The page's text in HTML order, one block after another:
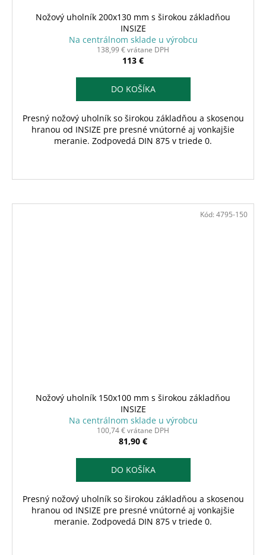
Nožový uholník 200x130 mm s širokou základňou
INSIZE
Na centrálnom sklade u výrobcu
138,99 € vrátane DPH
113 €
DO KOŠÍKA
Presný nožový uholník so širokou základňou a skosenou
hranou od INSIZE pre presné vnútorné aj vonkajšie
meranie. Zodpovedá DIN 875 v triede 0.
Nožový uholník 150x100 mm s širokou základňou
INSIZE
Na centrálnom sklade u výrobcu
100,74 € vrátane DPH
81,90 €
DO KOŠÍKA
Presný nožový uholník so širokou základňou a skosenou
hranou od INSIZE pre presné vnútorné aj vonkajšie
meranie. Zodpovedá DIN 875 v triede 0.
Kód: 4795-150